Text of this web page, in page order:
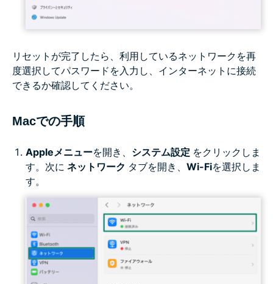
リセットが完了したら、利用しているネットワークを再
度選択してパスワードを入力し、インターネットに接続
できるか確認してください。
Macでの手順
Appleメニューを開き、 システム設定 をクリックしま
す。次に ネットワーク タブを開き、 Wi-Fiを選択しま
す。